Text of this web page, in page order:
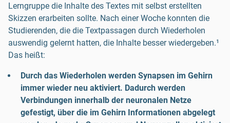
Lerngruppe die Inhalte des Textes mit selbst erstellten
Skizzen erarbeiten sollte. Nach einer Woche konnten die
Studierenden, die die Textpassagen durch Wiederholen
auswendig gelernt hatten, die Inhalte besser wiedergeben.¹
Das heißt:
Durch das Wiederholen werden Synapsen im Gehirn
immer wieder neu aktiviert. Dadurch werden
Verbindungen innerhalb der neuronalen Netze
gefestigt, über die im Gehirn Informationen abgelegt